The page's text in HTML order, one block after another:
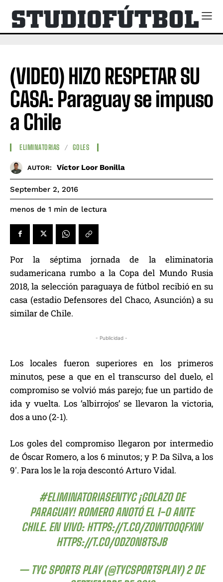
(VIDEO) HIZO RESPETAR SU
CASA: Paraguay se impuso
a Chile
ELIMINATORIAS GOLES
AUTOR: Víctor Loor Bonilla
September 2, 2016
menos de 1 min de lectura
Por la séptima jornada de la eliminatoria
sudamericana rumbo a la Copa del Mundo Rusia
2018, la selección paraguaya de fútbol recibió en su
casa (estadio Defensores del Chaco, Asunción) a su
similar de Chile.
- Publicidad -
Los locales fueron superiores en los primeros
minutos, pese a que en el transcurso del duelo, el
compromiso se volvió más parejo; fue un partido de
ida y vuelta. Los ‘albirrojos’ se llevaron la victoria,
dos a uno (2-1).
Los goles del compromiso llegaron por intermedio
de Óscar Romero, a los 6 minutos; y P. Da Silva, a los
9′. Para los le la roja descontó Arturo Vidal.
#ELIMINATORIASENTYC¡GOLAZO DE
PARAGUAY! ROMERO ANOTÓ EL 1-0 ANTE
CHILE. EN VIVO:HTTPS://T.CO/ZOWTOOQFXW
HTTPS://T.CO/ODZ0N8TSJB
— TYC SPORTS PLAY (@TYCSPORTSPLAY)2 DE